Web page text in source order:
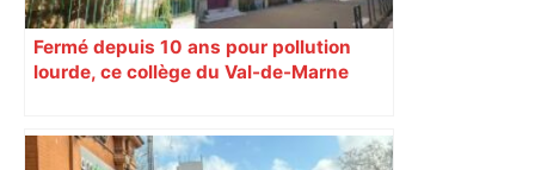
Fermé depuis 10 ans pour pollution
lourde, ce collège du Val-de-Marne